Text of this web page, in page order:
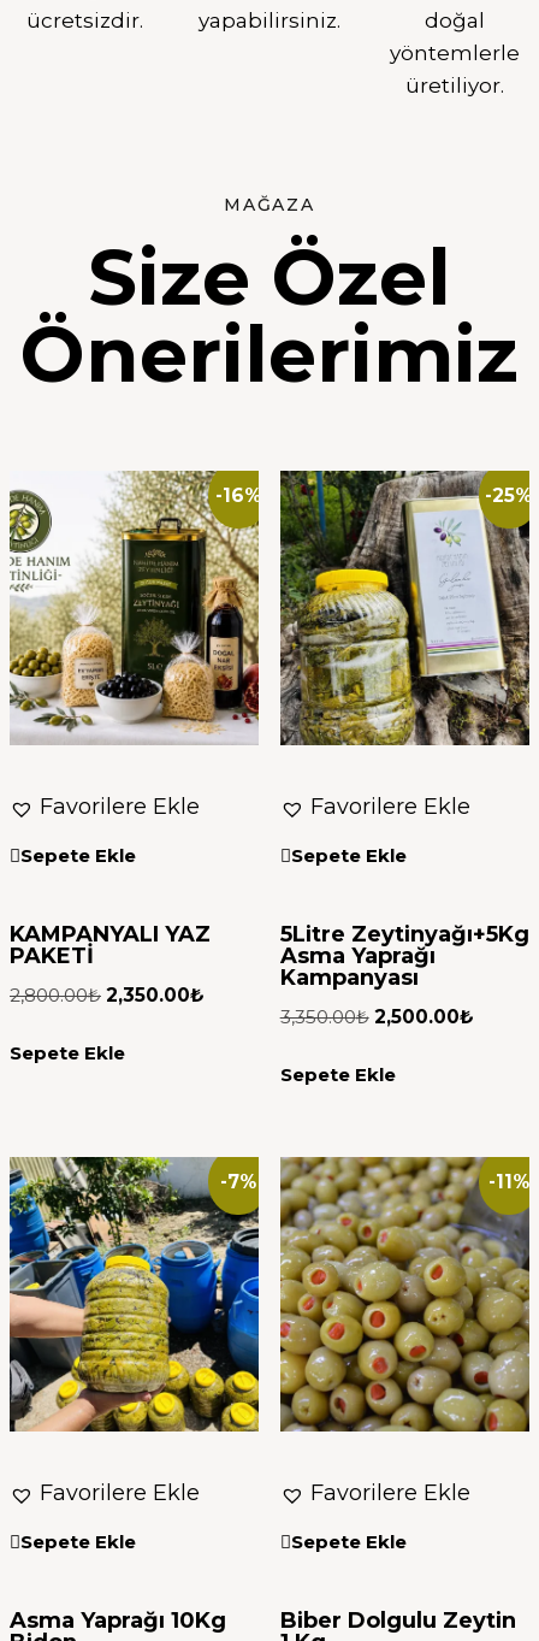
ücretsizdir.
yapabilirsiniz.
doğal
yöntemlerle
üretiliyor.
MAĞAZA
Size Özel
Önerilerimiz
-16%
Favorilere Ekle
Sepete Ekle
KAMPANYALI YAZ
PAKETİ
2,800.00₺ 2,350.00₺
Sepete Ekle
-25%
Favorilere Ekle
Sepete Ekle
5Litre Zeytinyağı+5Kg
Asma Yaprağı
Kampanyası
3,350.00₺ 2,500.00₺
Sepete Ekle
-7%
Favorilere Ekle
Sepete Ekle
Asma Yaprağı 10Kg
-11%
Favorilere Ekle
Sepete Ekle
Biber Dolgulu Zeytin